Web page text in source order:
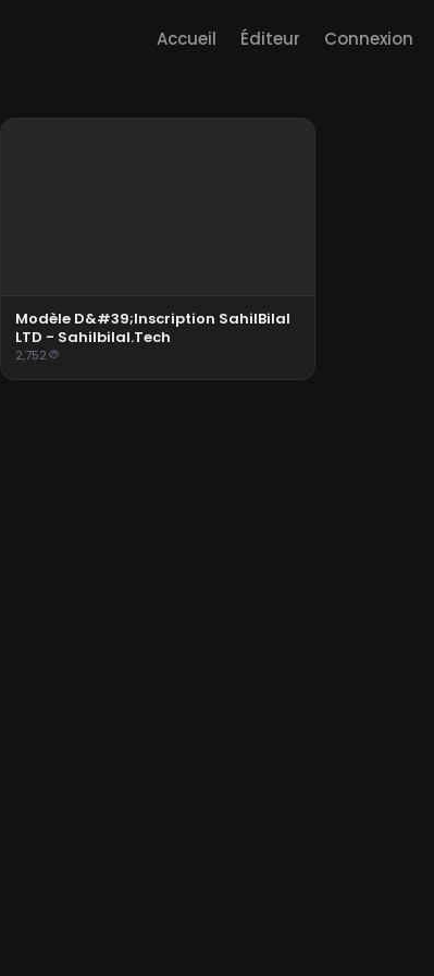
Accueil Éditeur Connexion
Modèle D&#39;inscription SahilBilal
LTD - Sahilbilal.tech
2,752